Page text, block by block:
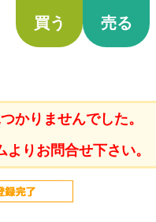
買う 売る
かりませんでした。
りお問合せ下さい。